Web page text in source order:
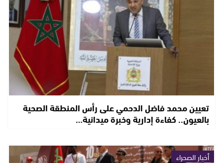
تعيين محمد فاضل الدحمي على رأس المنطقة الصحية
بالعيون.. كفاءة إدارية وخبرة ميدانية…
أخبار الصحراء